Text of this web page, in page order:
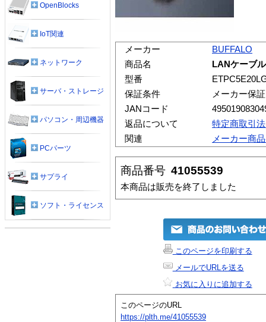
メーカー
BUFFALO
商品名
LANケーブ
型番
保証条件
メーカー保証
JANコード
返品について
特定商取引
関連
メーカー商
商品番号 41055539
本商品は販売を終了しました
このページを印刷する
メールでURLを送る
お気に入りに追加する
このページのURL
https://plth.me/41055539
OpenBlocks
IoT関連
ネットワーク
サーバ・ストレージ
パソコン・周辺機器
PCパーツ
サプライ
ソフト・ライセンス